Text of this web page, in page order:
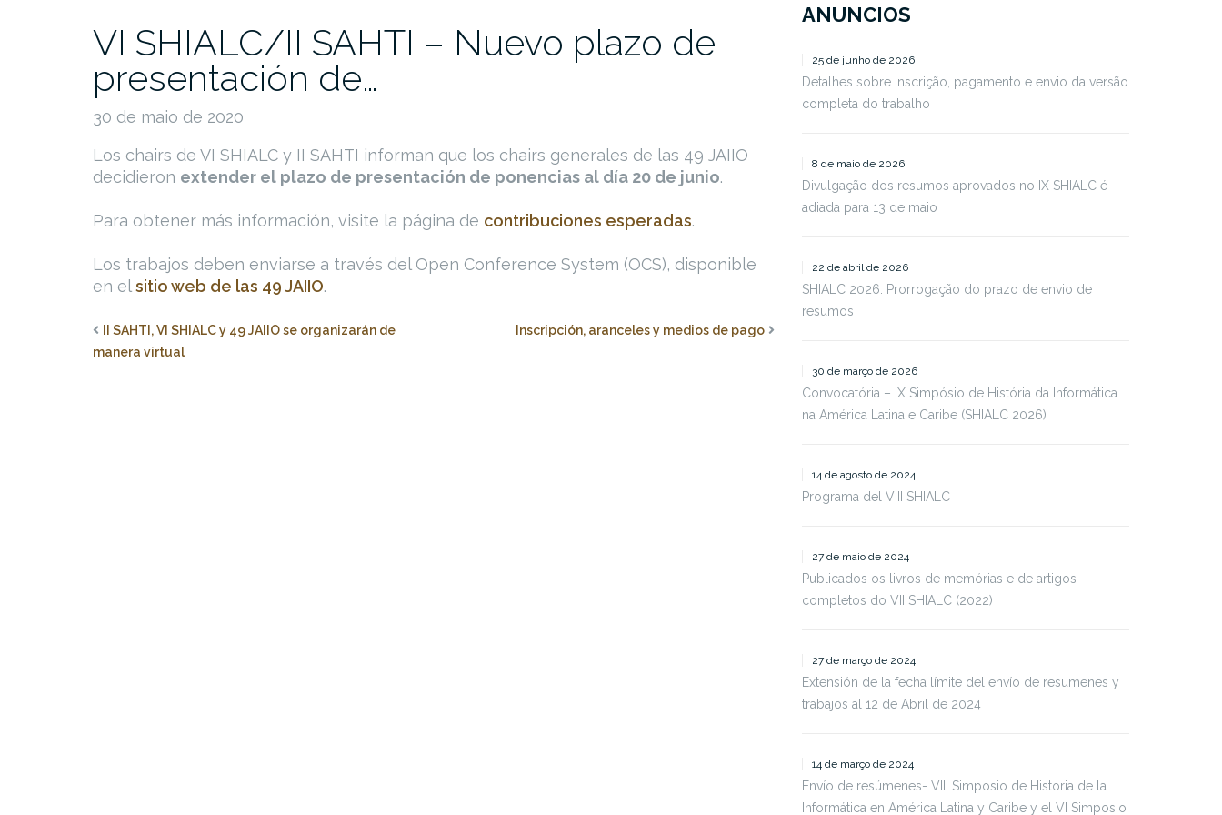
VI SHIALC/II SAHTI – Nuevo plazo de
presentación de…
30 de maio de 2020
Los chairs de VI SHIALC y II SAHTI informan que los chairs generales de las 49 JAIIO
decidieron extender el plazo de presentación de ponencias al día 20 de junio.
Para obtener más información, visite la página de contribuciones esperadas.
Los trabajos deben enviarse a través del Open Conference System (OCS), disponible
en elsitio web de las 49 JAIIO.
II SAHTI, VI SHIALC y 49 JAIIO se organizarán de
manera virtual
Inscripción, aranceles y medios de pago
ANUNCIOS
25 de junho de 2026
Detalhes sobre inscrição, pagamento e envio da versão
completa do trabalho
8 de maio de 2026
Divulgação dos resumos aprovados no IX SHIALC é
adiada para 13 de maio
22 de abril de 2026
SHIALC 2026: Prorrogação do prazo de envio de
resumos
30 de março de 2026
Convocatória – IX Simpósio de História da Informática
na América Latina e Caribe (SHIALC 2026)
14 de agosto de 2024
Programa del VIII SHIALC
27 de maio de 2024
Publicados os livros de memórias e de artigos
completos do VII SHIALC (2022)
27 de março de 2024
Extensión de la fecha límite del envío de resumenes y
trabajos al 12 de Abril de 2024
14 de março de 2024
Envío de resúmenes- VIII Simposio de Historia de la
Informática en América Latina y Caribe y el VI Simposio